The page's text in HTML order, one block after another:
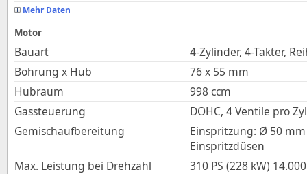
Mehr Daten
Motor
Bauart
4-Zylinder, 4-Takter,
Bohrung x Hub
76x 55 mm
Hubraum
998 ccm
Gassteuerung
DOHC, 4 Ventile pro
Gemischaufbereitung
Einspritzung: Ø 50
Einspritzdüsen
Max. Leistung bei Drehzahl
310 PS (228 kW) 14.000